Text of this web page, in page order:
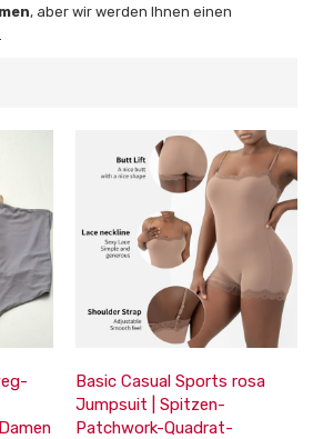
, aber wir werden Ihnen einen
Basic Casual Sports rosa
Jumpsuit | Spitzen-
Patchwork-Quadrat-